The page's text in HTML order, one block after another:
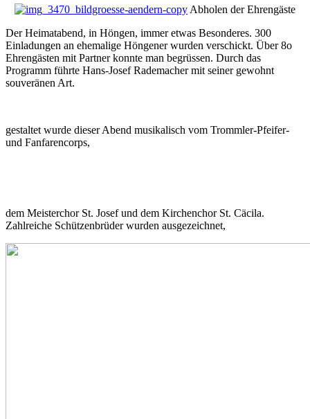
Abholen der Ehrengäste
Der Heimatabend, in Höngen, immer etwas Besonderes. 300
Einladungen an ehemalige Höngener wurden verschickt. Über 8o
Ehrengästen mit Partner konnte man begrüssen. Durch das
Programm führte Hans-Josef Rademacher mit seiner gewohnt
souveränen Art.
gestaltet wurde dieser Abend musikalisch vom Trommler-Pfeifer-
und Fanfarencorps,
dem Meisterchor St. Josef und dem Kirchenchor St. Cäcila.
Zahlreiche Schützenbrüder wurden ausgezeichnet,